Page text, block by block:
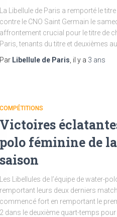
La Libellule de Paris a remporté le
contre le CNO Saint Germain le
affrontement crucial pour le titre de
Paris, tenants du titre et deuxièmes au
Par Libellule de Paris , il y a 3 ans
COMPÉTITIONS
Victoires
polo féminine de
saison
Les Libellules de l’équipe de water-
remportant leurs deux derniers
commencé fort en remportant le
2 dans le deuxième quart-temps pour